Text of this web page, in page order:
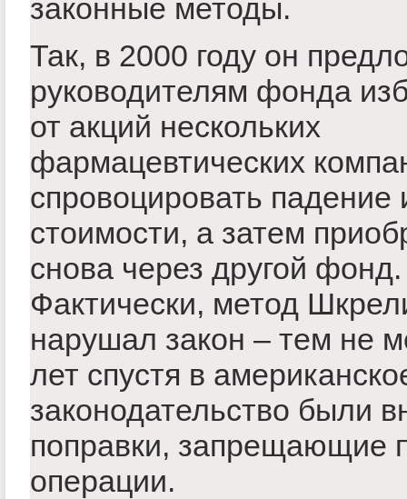
законные методы.
Так, в 2000 году он
руководителям фонда
от акций нескольких
фармацевтических
спровоцировать падение
стоимости, а затем
снова через другой фонд.
Фактически, метод
нарушал закон – тем не
лет спустя в
законодательство были
поправки, запрещающие
операции.